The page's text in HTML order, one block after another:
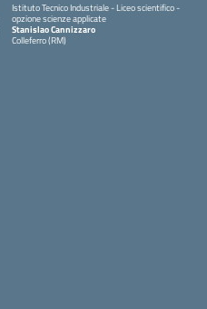
Istituto Tecnico Industriale - Liceo scientifico -
opzione scienze applicate
Stanislao Cannizzaro
Colleferro (RM)